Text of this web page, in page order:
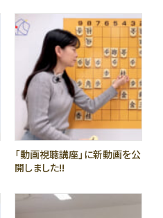
「動画視聴講座」に新動画を公
開しました!!